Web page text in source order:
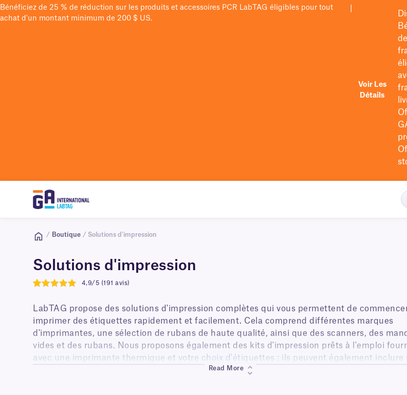
Bénéficiez de 25 % de réduction sur les produits et accessoires PCR LabTAG éligibles pour tout
achat d'un montant minimum de 200 $ US.
Voir Les
Détails
/ Boutique / Solutions d'impression
Solutions d'impression
4,9/5 (191 avis)
LabTAG propose des solutions d'impression complètes qui vous permettent de
imprimer des étiquettes rapidement et facilement. Cela comprend différentes marques
d'imprimantes, une sélection de rubans de haute qualité, ainsi que des scanners, des
vides et des rubans. Nous proposons également des kits d'impression prêts à l'emploi
avec une imprimante thermique et votre choix d'étiquettes ; ils peuvent également inclure
ruban en résine, un logiciel de codage-barres et un scanner de codes-barres.
Read More